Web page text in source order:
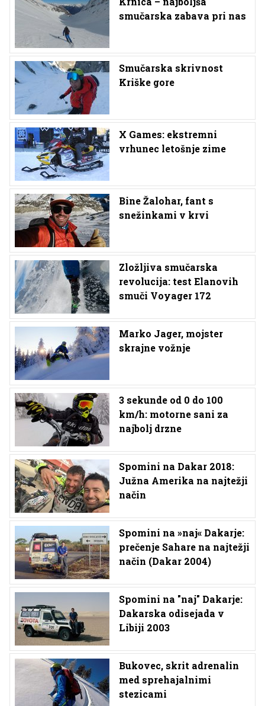
smučarska zabava pri nas
Smučarska skrivnost
Kriške gore
X Games: ekstremni
vrhunec letošnje zime
Bine Žalohar, fant s
snežinkami v krvi
Zložljiva smučarska
revolucija: test Elanovih
smuči Voyager 172
Marko Jager, mojster
skrajne vožnje
3 sekunde od 0 do 100
km/h: motorne sani za
najbolj drzne
Spomini na Dakar 2018:
Južna Amerika na najtežji
način
Spomini na »naj« Dakarje:
prečenje Sahare na najtežji
način (Dakar 2004)
Spomini na "naj" Dakarje:
Dakarska odisejada v
Libiji 2003
Bukovec, skrit adrenalin
med sprehajalnimi
stezicami